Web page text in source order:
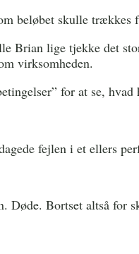
beløbet skulle trækkes
Brian lige tjekke det
virksomheden.
for at se,
fejlen i et ellers
Døde. Bortset altså for